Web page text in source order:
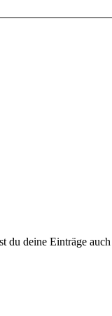
du deine Einträge